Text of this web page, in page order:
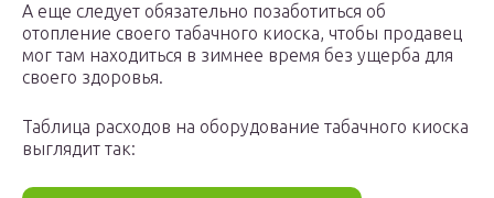
А еще следует обязательно позаботиться об
отопление своего табачного киоска, чтобы продавец
мог там находиться в зимнее время без ущерба для
своего здоровья.
Таблица расходов на оборудование табачного киоска
выглядит так: